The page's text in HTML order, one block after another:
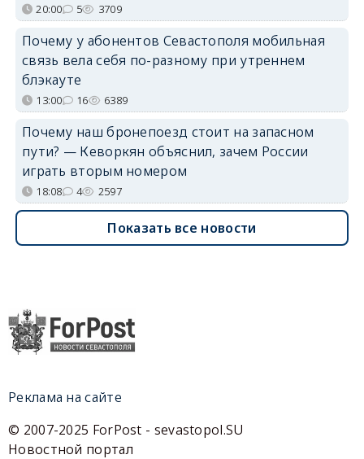
20:00 5 3709
Почему у абонентов Севастополя мобильная
связь вела себя по-разному при утреннем
блэкауте
13:00 16 6389
Почему наш бронепоезд стоит на запасном
пути? — Кеворкян объяснил, зачем России
играть вторым номером
18:08 4 2597
Показать все новости
Реклама на сайте
© 2007-2025 ForPost - sevastopol.SU
Новостной портал